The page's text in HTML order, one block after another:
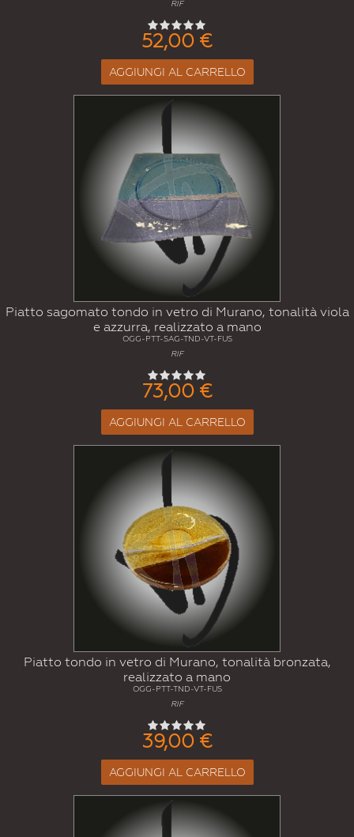
RIF
52,00 €
AGGIUNGI AL CARRELLO
Piatto sagomato tondo in vetro di Murano, tonalità viola
e azzurra, realizzato a mano
OGG-PTT-SAG-TND-VT-FUS
RIF
73,00 €
AGGIUNGI AL CARRELLO
Piatto tondo in vetro di Murano, tonalità bronzata,
realizzato a mano
OGG-PTT-TND-VT-FUS
RIF
39,00 €
AGGIUNGI AL CARRELLO